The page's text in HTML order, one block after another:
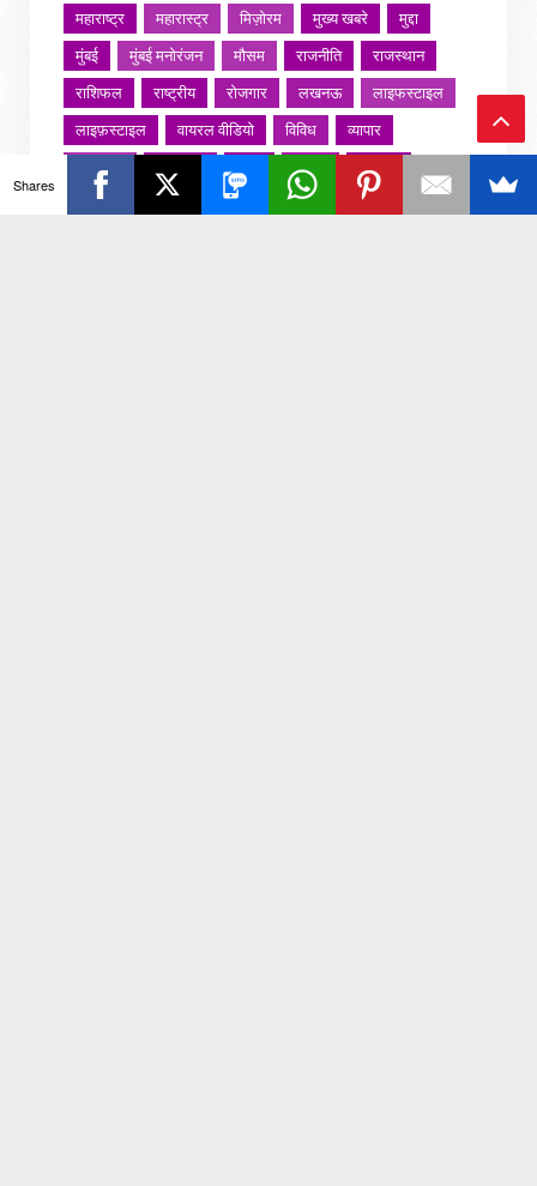
महाराष्ट्र
महारास्ट्र मिज़ोरम मुख्य खबरे
मुद्दा
मुंबई
मुंबई मनोरंजन मौसम राजनीति
राजस्थान
राशिफल
राष्ट्रीय रोजगार लखनऊ
लाइफस्टाइल
लाइफ़स्टाइल
वायरल वीडियो विविध
व्यापार
शख्सियत
समाज
संस्कार
संस्कृति
साहित्य सरोवर सिटी इवेंट
स्पोर्ट्स
Ba
ck
Shares